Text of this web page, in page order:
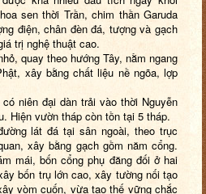
sen thời Trần, chim thần Garuda
điện, chân đèn đá, tượng và gạch
trị nghệ thuật cao.
quay theo hướng Tây, nằm ngang
xây bằng chất liệu nề ngõa, lợp
niên đại dàn trải vào thời Nguyễn
Hiện vườn tháp còn tồn tại 5 tháp.
lát đá tại sân ngoài, theo trục
xây bằng gạch gồm năm cổng.
mái, bốn cổng phụ đăng đối ở hai
bốn trụ lớn cao, xây tường nối tạo
vòm cuốn, vừa tạo thế vững chắc